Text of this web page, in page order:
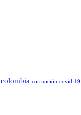
colombia corrupción covid-19